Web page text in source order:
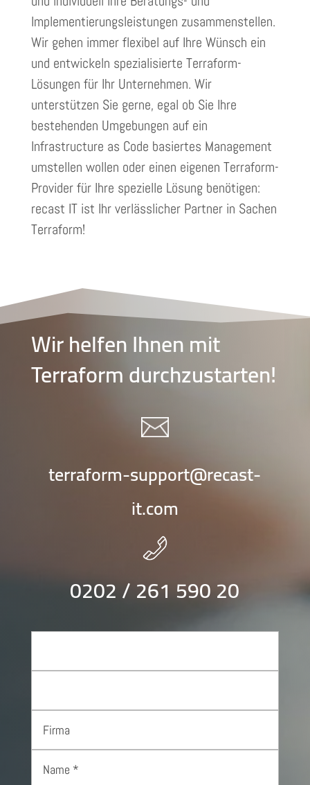
Implementierungsleistungen zusammenstellen.
Wir gehen immer flexibel auf Ihre Wünsch ein
und entwickeln spezialisierte Terraform-
Lösungen für Ihr Unternehmen. Wir
unterstützen Sie gerne, egal ob Sie Ihre
bestehenden Umgebungen auf ein
Infrastructure as Code basiertes Management
umstellen wollen oder einen eigenen Terraform-
Provider für Ihre spezielle Lösung benötigen:
recast IT ist Ihr verlässlicher Partner in Sachen
Terraform!
Wir helfen Ihnen mit
Terraform durchzustarten!
terraform-support@recast-
it.com
0202 / 261 590 20